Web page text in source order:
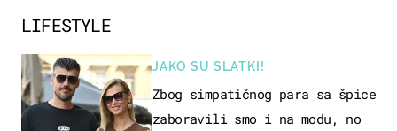
LIFESTYLE
JAKO SU SLATKI!
Zbog simpatičnog para sa špice
zaboravili smo i na modu, no